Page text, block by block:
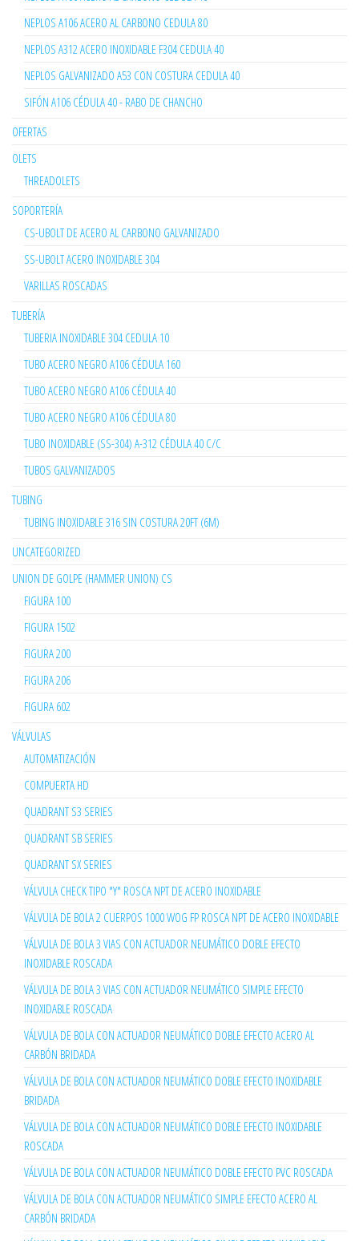
NEPLOS A106 ACERO AL CARBONO CEDULA 80
NEPLOS A312 ACERO INOXIDABLE F304 CEDULA 40
NEPLOS GALVANIZADO A53 CON COSTURA CEDULA 40
SIFÓN A106 CÉDULA 40 - RABO DE CHANCHO
OFERTAS
OLETS
THREADOLETS
SOPORTERÍA
CS-UBOLT DE ACERO AL CARBONO GALVANIZADO
SS-UBOLT ACERO INOXIDABLE 304
VARILLAS ROSCADAS
TUBERÍA
TUBERIA INOXIDABLE 304 CEDULA 10
TUBO ACERO NEGRO A106 CÉDULA 160
TUBO ACERO NEGRO A106 CÉDULA 40
TUBO ACERO NEGRO A106 CÉDULA 80
TUBO INOXIDABLE (SS-304) A-312 CÉDULA 40 C/C
TUBOS GALVANIZADOS
TUBING
TUBING INOXIDABLE 316 SIN COSTURA 20FT (6M)
UNCATEGORIZED
UNION DE GOLPE (HAMMER UNION) CS
FIGURA 100
FIGURA 1502
FIGURA 200
FIGURA 206
FIGURA 602
VÁLVULAS
AUTOMATIZACIÓN
COMPUERTA HD
QUADRANT S3 SERIES
QUADRANT SB SERIES
QUADRANT SX SERIES
VÁLVULA CHECK TIPO "Y" ROSCA NPT DE ACERO INOXIDABLE
VÁLVULA DE BOLA 2 CUERPOS 1000 WOG FP ROSCA NPT DE ACERO INOXIDABLE
VÁLVULA DE BOLA 3 VIAS CON ACTUADOR NEUMÁTICO DOBLE EFECTO
INOXIDABLE ROSCADA
VÁLVULA DE BOLA 3 VIAS CON ACTUADOR NEUMÁTICO SIMPLE EFECTO
INOXIDABLE ROSCADA
VÁLVULA DE BOLA CON ACTUADOR NEUMÁTICO DOBLE EFECTO ACERO AL
CARBÓN BRIDADA
VÁLVULA DE BOLA CON ACTUADOR NEUMÁTICO DOBLE EFECTO INOXIDABLE
BRIDADA
VÁLVULA DE BOLA CON ACTUADOR NEUMÁTICO DOBLE EFECTO INOXIDABLE
ROSCADA
VÁLVULA DE BOLA CON ACTUADOR NEUMÁTICO DOBLE EFECTO PVC ROSCADA
VÁLVULA DE BOLA CON ACTUADOR NEUMÁTICO SIMPLE EFECTO ACERO AL
CARBÓN BRIDADA